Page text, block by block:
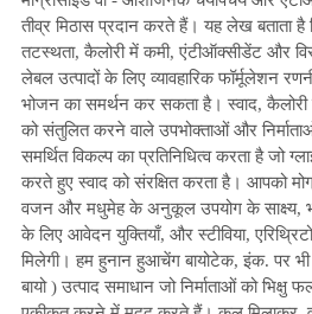
तीव्र मिठास प्रदान करते हैं। यह लेख बताता
तटस्थता, कैलोरी में कमी, एंटीऑक्सीडेंट और
लेबल उत्पादों के लिए व्यावहारिक फॉर्मूलेशन
भोजन का समर्थन कर सकता है। स्वाद,
को संतुलित करने वाले उपभोक्ताओं और
समर्थित विकल्प का प्रतिनिधित्व करता है जो
करते हुए स्वाद को संरक्षित करता है। आपको
वजन और मधुमेह के अनुकूल उपयोग के साक्ष्य,
के लिए आवेदन युक्तियाँ, और स्टीविया,
मिलेगी। हम हुनान हुआचेंग बायोटेक, इंक. पर
बायो) उत्पाद समाधान जो निर्माताओं को भिक्षु